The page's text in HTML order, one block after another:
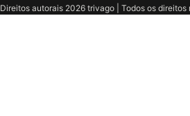
Direitos autorais 2026 trivago | Todos os direitos